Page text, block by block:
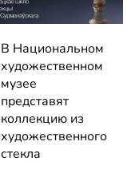
В Национальном
художественном
музее
представят
коллекцию из
художественного
стекла